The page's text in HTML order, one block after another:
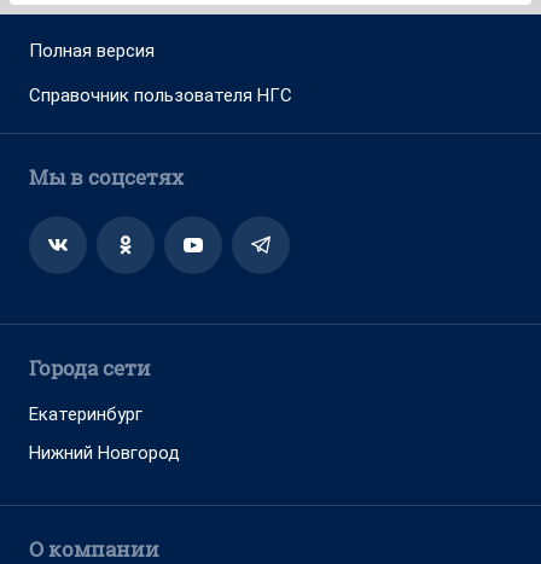
Полная версия
Справочник пользователя НГС
Мы в соцсетях
Города сети
Екатеринбург
Нижний Новгород
О компании